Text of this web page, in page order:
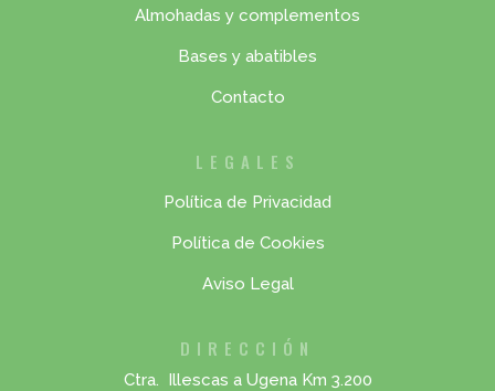
Almohadas y complementos
Bases y abatibles
Contacto
LEGALES
Política de Privacidad
Política de Cookies
Aviso Legal
DIRECCIÓN
Ctra. Illescas a Ugena Km 3.200